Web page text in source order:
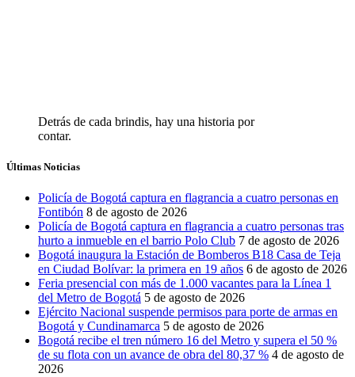
Detrás de cada brindis, hay una historia por
contar.
Últimas Noticias
Policía de Bogotá captura en flagrancia a cuatro personas en
Fontibón 8 de agosto de 2026
Policía de Bogotá captura en flagrancia a cuatro personas tras
hurto a inmueble en el barrio Polo Club 7 de agosto de 2026
Bogotá inaugura la Estación de Bomberos B18 Casa de Teja
en Ciudad Bolívar: la primera en 19 años 6 de agosto de 2026
Feria presencial con más de 1.000 vacantes para la Línea 1
del Metro de Bogotá 5 de agosto de 2026
Ejército Nacional suspende permisos para porte de armas en
Bogotá y Cundinamarca 5 de agosto de 2026
Bogotá recibe el tren número 16 del Metro y supera el 50 %
de su flota con un avance de obra del 80,37 % 4 de agosto de
2026